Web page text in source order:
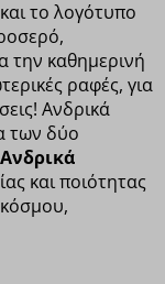
το λογότυπο
την καθημερινή
ραφές, για
Ανδρικά
των δύο
Ανδρικά
και ποιότητας